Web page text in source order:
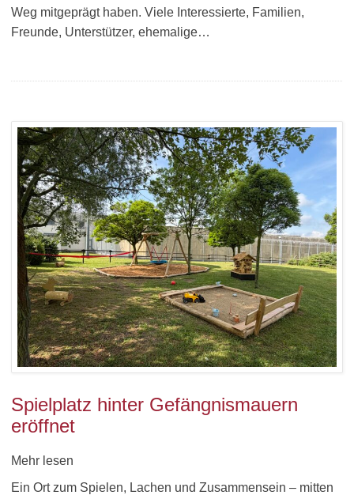
Weg mitgeprägt haben. Viele Interessierte, Familien,
Freunde, Unterstützer, ehemalige…
Spielplatz hinter Gefängnismauern
eröffnet
Mehr lesen
Ein Ort zum Spielen, Lachen und Zusammensein – mitten